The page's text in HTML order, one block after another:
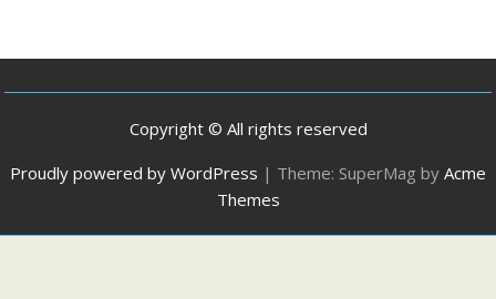
Copyright © All rights reserved
Proudly powered by WordPress | Theme: SuperMag by Acme
Themes